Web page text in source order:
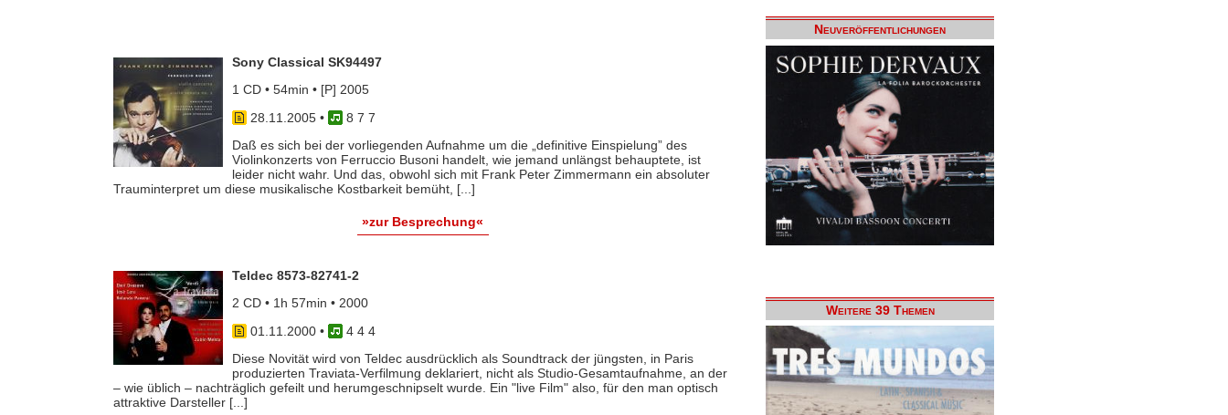
Sony Classical SK94497
1 CD • 54min • [P] 2005
28.11.2005•
8 7 7
Daß es sich bei der vorliegenden Aufnahme um die „definitive Einspielung” des
Violinkonzerts von Ferruccio Busoni handelt, wie jemand unlängst behauptete, ist
leider nicht wahr. Und das, obwohl sich mit Frank Peter Zimmermann ein absoluter
Trauminterpret um diese musikalische Kostbarkeit bemüht, [...]
»zur Besprechung«
Teldec 8573-82741-2
2 CD • 1h 57min • 2000
01.11.2000•
4 4 4
Diese Novität wird von Teldec ausdrücklich als Soundtrack der jüngsten, in Paris
produzierten Traviata-Verfilmung deklariert, nicht als Studio-Gesamtaufnahme, an der
– wie üblich – nachträglich gefeilt und herumgeschnipselt wurde. Ein "live Film" also, für den man optisch
attraktive Darsteller [...]
Neuveröffentlichungen
Weitere 39 Themen